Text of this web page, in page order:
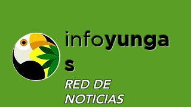
infoyunga
s
RED DE
NOTICIAS